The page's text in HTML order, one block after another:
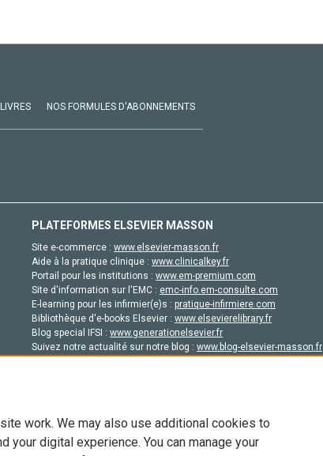
LIVRES NOS FORMULES D'ABONNEMENTS
PLATEFORMES ELSEVIER MASSON
Site e-commerce : www.elsevier-masson.fr
Aide à la pratique clinique : www.clinicalkey.fr
Portail pour les institutions : www.em-premium.com
Site d'information sur l'EMC : emc-info.em-consulte.com
E-learning pour les infirmier(e)s : pratique-infirmiere.com
Bibliothèque d'e-books Elsevier : www.elsevierelibrary.fr
Blog special IFSI : www.generationelsevier.fr
Suivez notre actualité sur notre blog : www.blog-elsevier-masson.fr
work. We may also use additional cookies to
your digital experience. You can manage your